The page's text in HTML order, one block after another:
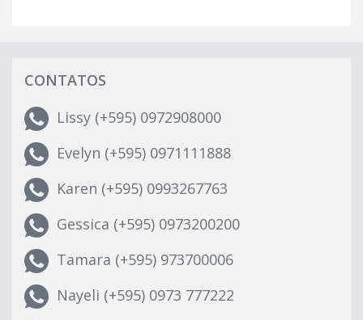
CONTATOS
Lissy (+595) 0972908000
Evelyn (+595) 0971111888
Karen (+595) 0993267763
Gessica (+595) 0973200200
Tamara (+595) 973700006
Nayeli (+595) 0973 777222